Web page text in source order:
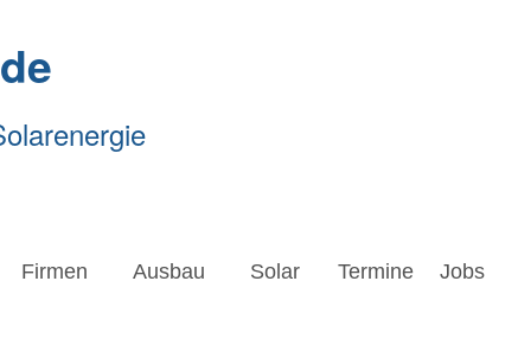
Firmen Ausbau Solar Termine Jobs